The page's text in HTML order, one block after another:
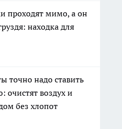
проходят мимо, а он
находка для
точно надо ставить
очистят воздух и
без хлопот